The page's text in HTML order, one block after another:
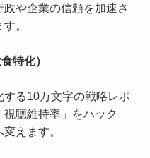
や企業の信頼を加速さ
。
特化）
る10万文字の戦略レポ
聴維持率」をハック
えます。